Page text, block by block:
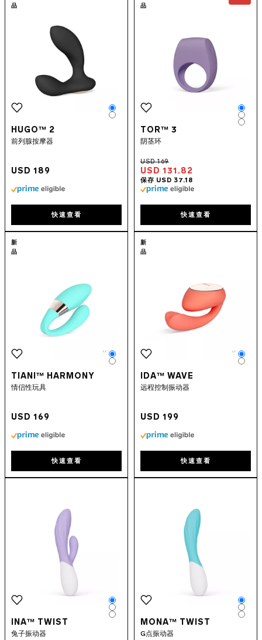
品
HUGO™ 2
前列腺按摩器
USD 189
Color
Color
快速查看
品
TOR™ 3
阴茎环
USD 131.82
快速查看
TIANI™ Harmony
新
品
TIANI™ HARMONY
情侣性玩具
USD 169
Color
Color
快速查看
新
品
IDA™ WAVE
远程控制振动器
USD 199
快速查看
INA™ TWIST
兔子振动器
Color
Color
Color MONA™ TWIST
G点振动器